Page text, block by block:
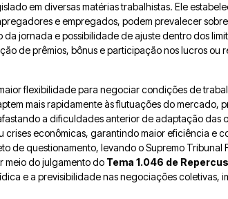
em diversas matérias trabalhistas. Ele
e empregados, podem prevalecer
jornada e possibilidade de ajuste dentro dos
de prêmios, bônus e participação nos lucros ou
flexibilidade para negociar condições de
mais rapidamente às flutuações do mercado,
a dificuldades anterior de adaptação das
crises econômicas, garantindo maior eficiência e
de questionamento, levando o Supremo Tribunal
meio do julgamento do Tema 1.046 de
e a previsibilidade nas negociações coletivas,